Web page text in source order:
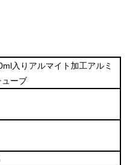
入りアルマイト加工アルミ
ーブ